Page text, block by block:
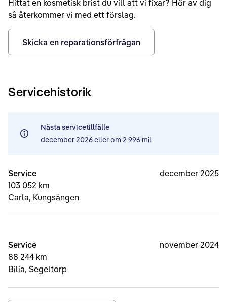
Hittat en kosmetisk brist du vill att vi fixar? Hör av dig
så återkommer vi med ett förslag.
Skicka en reparationsförfrågan
Servicehistorik
Nästa servicetillfälle
december 2026eller om 2 996 mil
Service
103 052 km
Carla, Kungsängen
december 2025
Service
88 244 km
Bilia, Segeltorp
november 2024